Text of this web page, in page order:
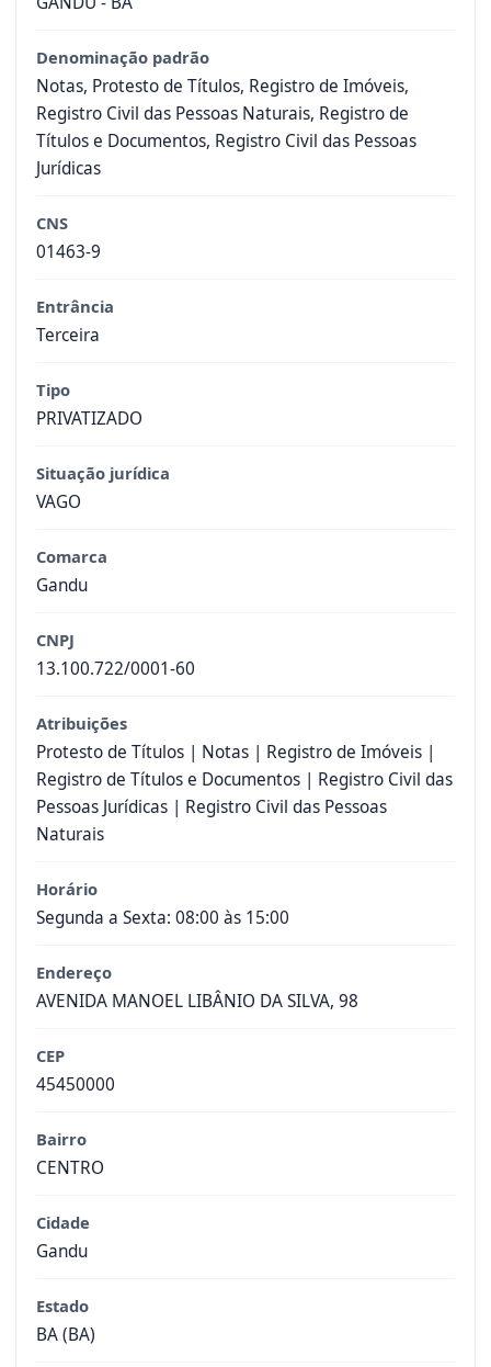
Denominação padrão
Notas, Protesto de Títulos, Registro de Imóveis,
Registro Civil das Pessoas Naturais, Registro de
Títulos e Documentos, Registro Civil das Pessoas
Jurídicas
CNS
01463-9
Entrância
Terceira
Tipo
PRIVATIZADO
Situação jurídica
VAGO
Comarca
Gandu
CNPJ
13.100.722/0001-60
Atribuições
Protesto de Títulos | Notas | Registro de Imóveis |
Registro de Títulos e Documentos | Registro Civil das
Pessoas Jurídicas | Registro Civil das Pessoas
Naturais
Horário
Segunda a Sexta: 08:00 às 15:00
Endereço
AVENIDA MANOEL LIBÂNIO DA SILVA, 98
CEP
45450000
Bairro
CENTRO
Cidade
Gandu
Estado
BA (BA)